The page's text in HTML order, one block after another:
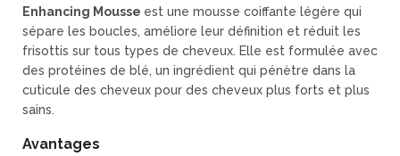
Enhancing Mousse est une mousse coiffante légère qui
sépare les boucles, améliore leur définition et réduit les
frisottis sur tous types de cheveux. Elle est formulée avec
des protéines de blé, un ingrédient qui pénètre dans la
cuticule des cheveux pour des cheveux plus forts et plus
sains.
Avantages